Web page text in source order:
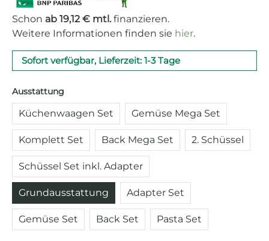
Schon ab 19,12 € mtl. finanzieren.
Weitere Informationen finden sie hier.
Sofort verfügbar, Lieferzeit: 1-3 Tage
Ausstattung
Küchenwaagen Set Gemüse Mega Set
Komplett Set Back Mega Set 2. Schüssel
Schüssel Set inkl. Adapter
Grundausstattung Adapter Set
Gemüse Set Back Set Pasta Set